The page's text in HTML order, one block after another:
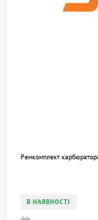
Ремкомплект
В НАЯВНОСТІ